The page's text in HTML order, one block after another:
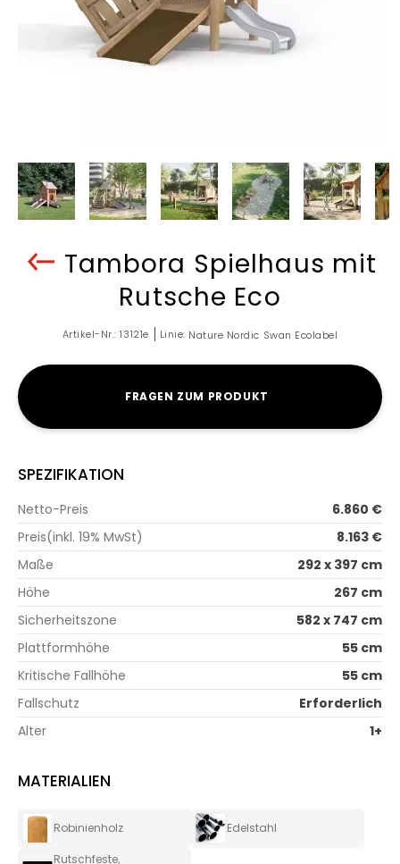
Tambora Spielhaus mit
Rutsche Eco
Artikel-Nr.:13121e Linie: Nature Nordic Swan Ecolabel
FRAGEN ZUM PRODUKT
SPEZIFIKATION
Netto-Preis
6.860 €
Preis(inkl. 19% MwSt)
8.163 €
Maße
292 x 397 cm
Höhe
267 cm
Sicherheitszone
582 x 747 cm
Plattformhöhe
55 cm
Kritische Fallhöhe
55 cm
Fallschutz
Erforderlich
Alter
1+
MATERIALIEN
Robinienholz Edelstahl
Rutschfeste,